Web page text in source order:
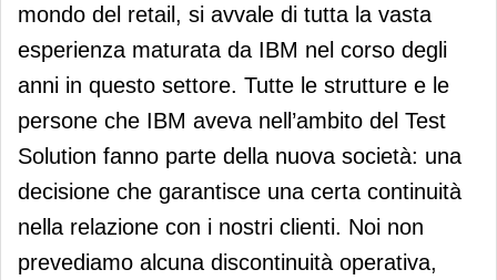
mondo del retail, si avvale di tutta la vasta
esperienza maturata da IBM nel corso degli
anni in questo settore. Tutte le strutture e le
persone che IBM aveva nell’ambito del Test
Solution fanno parte della nuova società: una
decisione che garantisce una certa continuità
nella relazione con i nostri clienti. Noi non
prevediamo alcuna discontinuità operativa,